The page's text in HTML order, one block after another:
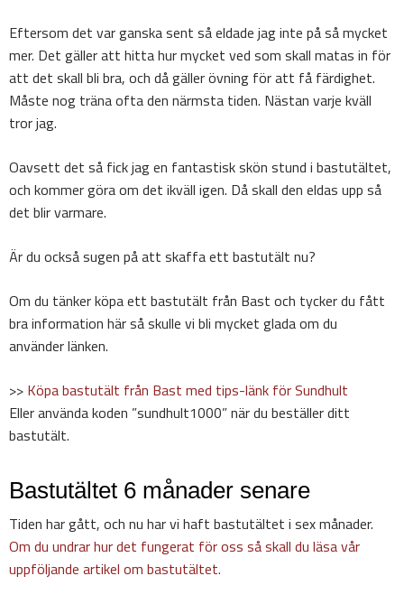
Eftersom det var ganska sent så eldade jag inte på så mycket
mer. Det gäller att hitta hur mycket ved som skall matas in för
att det skall bli bra, och då gäller övning för att få färdighet.
Måste nog träna ofta den närmsta tiden. Nästan varje kväll
tror jag.
Oavsett det så fick jag en fantastisk skön stund i bastutältet,
och kommer göra om det ikväll igen. Då skall den eldas upp så
det blir varmare.
Är du också sugen på att skaffa ett bastutält nu?
Om du tänker köpa ett bastutält från Bast och tycker du fått
bra information här så skulle vi bli mycket glada om du
använder länken.
>> Köpa bastutält från Bast med tips-länk för Sundhult
Eller använda koden ”sundhult1000” när du beställer ditt
bastutält.
Bastutältet 6 månader senare
Tiden har gått, och nu har vi haft bastutältet i sex månader.
Om du undrar hur det fungerat för oss så skall du läsa vår
uppföljande artikel om bastutältet.